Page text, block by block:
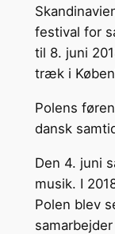
festival for
til 8. juni
træk i
Polens
dansk
Den 4. juni
musik. I
Polen blev